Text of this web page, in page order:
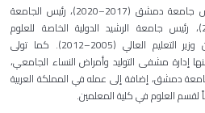
شغل مناصب قيادية عدة، منها: رئيس جامعة دمشق (2017–2020)، رئيس الجامعة
العربية الدولية الخاصة (2013–2017)، رئيس جامعة الرشيد الدولية الخاصة للعلوم
والتكنولوجيا (2012–2013)، ومعاون وزير التعليم العالي (2005–2012). كما تولى
إدارة مشفى التوليد وأمراض النساء الجامعي،
دمشق، إضافة إلى عمله في المملكة العربية
لقسم العلوم في كلية المعلمين.